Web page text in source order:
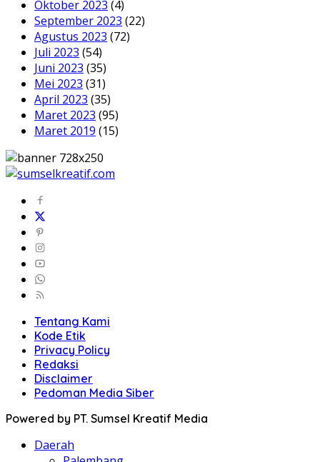
Oktober 2023 (4)
September 2023 (22)
Agustus 2023 (72)
Juli 2023 (54)
Juni 2023 (35)
Mei 2023 (31)
April 2023 (35)
Maret 2023 (95)
Maret 2019 (15)
Tentang Kami
Kode Etik
Privacy Policy
Redaksi
Disclaimer
Pedoman Media Siber
Powered by PT. Sumsel Kreatif Media
Daerah